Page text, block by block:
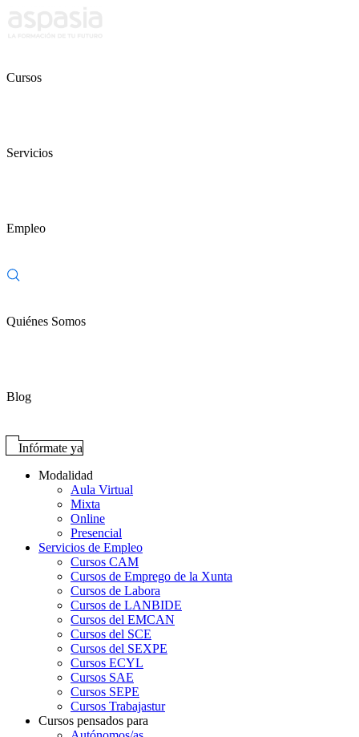
Cursos
Servicios
Empleo
Quiénes Somos
Blog
Infórmate ya
Modalidad
Aula Virtual
Mixta
Online
Presencial
Servicios de Empleo
Cursos CAM
Cursos de Emprego de la Xunta
Cursos de Labora
Cursos de LANBIDE
Cursos del EMCAN
Cursos del SCE
Cursos del SEXPE
Cursos ECYL
Cursos SAE
Cursos SEPE
Cursos Trabajastur
Cursos pensados para